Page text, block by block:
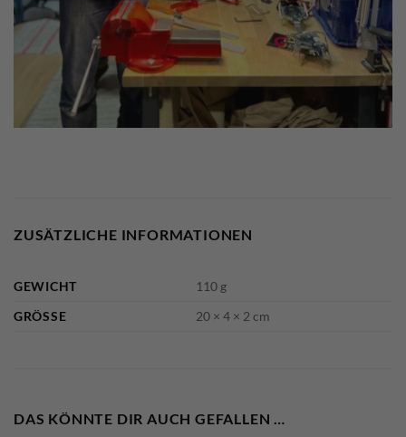
ZUSÄTZLICHE INFORMATIONEN
GEWICHT
110 g
GRÖSSE
20 × 4 × 2 cm
DAS KÖNNTE DIR AUCH GEFALLEN …